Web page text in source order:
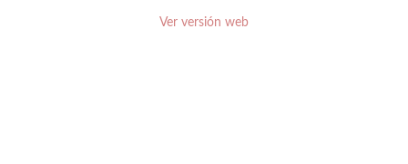
Ver versión web